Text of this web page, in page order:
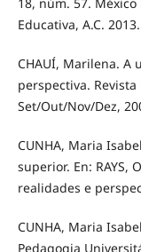
Educativa, A.C. 2013.
CHAUÍ, Marilena. A
perspectiva.
Set/Out/Nov/Dez,
CUNHA, Maria
superior. En: RAYS,
realidades e
CUNHA, Maria
Pedagogia